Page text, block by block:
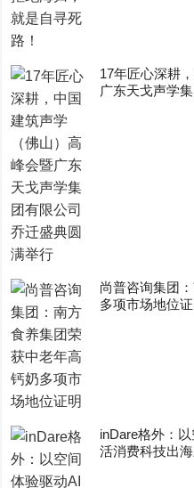
17年匠心深耕
广东天戈声学
尚普咨询集团
多项市场地位
inDare格外：
活消费科技出